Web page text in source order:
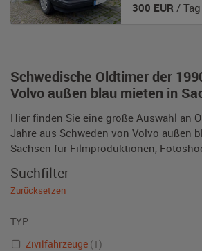
Schwedische Oldtimer der
Volvo außen blau mieten in
Hier finden Sie eine große Auswahl an
Jahre aus Schweden von Volvo außen
Sachsen für Filmproduktionen,
300 EUR / Tag
Suchfilter
Zurücksetzen
TYP
Zivilfahrzeuge (1)